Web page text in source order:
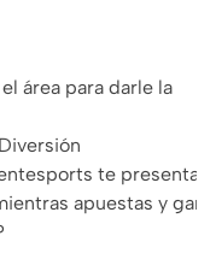
área para darle la
te presenta
apuestas y